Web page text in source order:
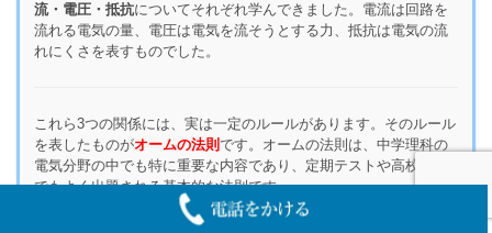
流・電圧・抵抗についてそれぞれ学んできました。電流は回路を
流れる電気の量、電圧は電気を流そうとする力、抵抗は電気の流
れにくさを表すものでした。
これら3つの関係には、実は一定のルールがあります。そのルール
を表したものがオームの法則です。オームの法則は、中学理科の
電気分野の中でも特に重要な内容であり、定期テストや高校入試
でもよく出題される基本的な法則です。
一見すると難しそうに感じるかもしれませんが